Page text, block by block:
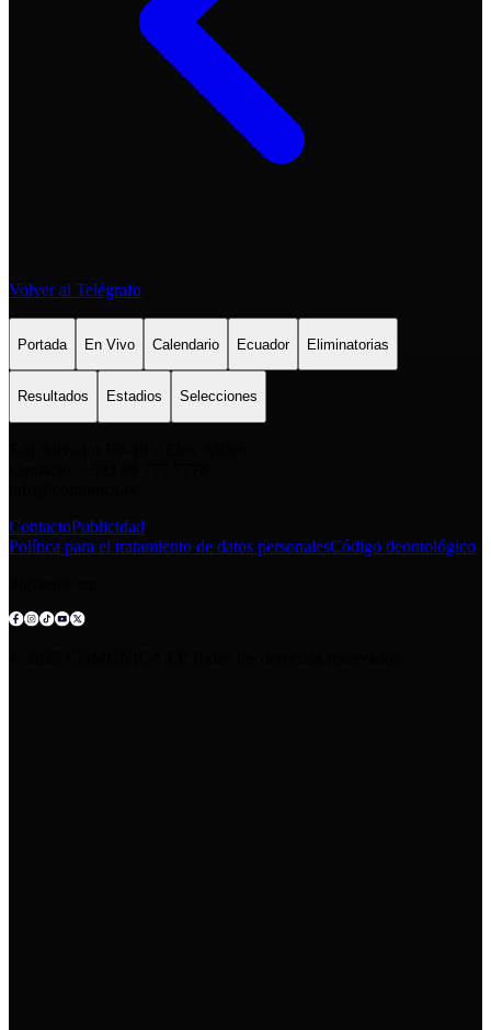
Volver al Telégrafo
Portada En Vivo Calendario Ecuador Eliminatorias
Resultados Estadios Selecciones
ContactoPublicidad
Política para el tratamiento de datos personalesCódigo deontológico